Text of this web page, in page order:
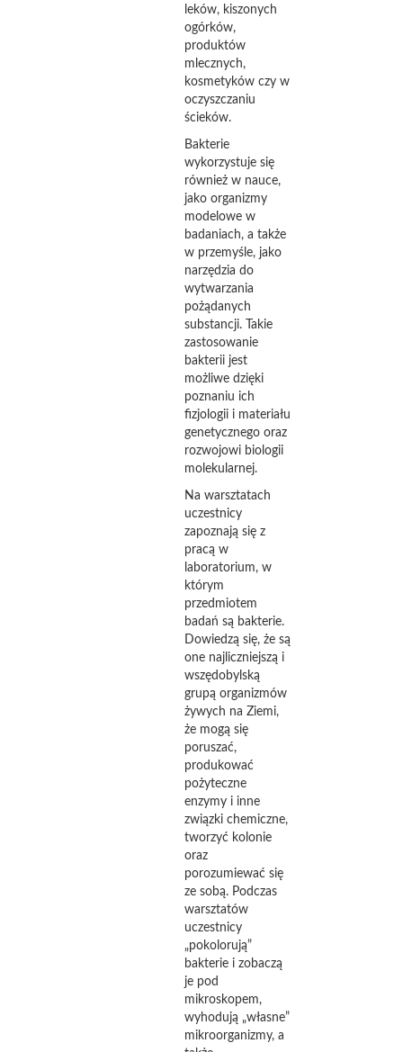
leków, kiszonych
ogórków,
produktów
mlecznych,
kosmetyków czy w
oczyszczaniu
ścieków.
Bakterie
wykorzystuje się
również w nauce,
jako organizmy
modelowe w
badaniach, a także
w przemyśle, jako
narzędzia do
wytwarzania
pożądanych
substancji. Takie
zastosowanie
bakterii jest
możliwe dzięki
poznaniu ich
fizjologii i materiału
genetycznego oraz
rozwojowi biologii
molekularnej.
Na warsztatach
uczestnicy
zapoznają się z
pracą w
laboratorium, w
którym
przedmiotem
badań są bakterie.
Dowiedzą się, że są
one najliczniejszą i
wszędobylską
grupą organizmów
żywych na Ziemi,
że mogą się
poruszać,
produkować
pożyteczne
enzymy i inne
związki chemiczne,
tworzyć kolonie
oraz
porozumiewać się
ze sobą. Podczas
warsztatów
uczestnicy
„pokolorują”
bakterie i zobaczą
je pod
mikroskopem,
wyhodują „własne”
mikroorganizmy, a